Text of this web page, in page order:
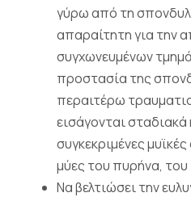
γύρω από τη
απαραίτητη για την
συγχωνευμένων
προστασία της
περαιτέρω
εισάγονται
συγκεκριμένες
μύες του πυρήνα, του
Να βελτιώσει την